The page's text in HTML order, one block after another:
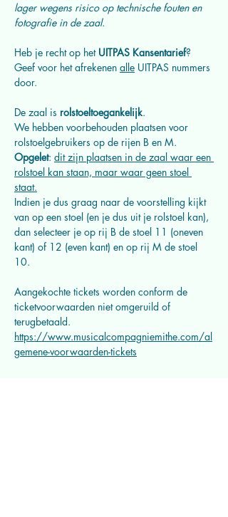
lager wegens risico op technische fouten en
fotografie in de zaal.
Heb je recht op het UITPAS Kansentarief?
Geef voor het afrekenen alle UITPAS nummers
door.
De zaal is rolstoeltoegankelijk.
We hebben voorbehouden plaatsen voor
rolstoelgebruikers op de rijen B en M.
Opgelet: dit zijn plaatsen in de zaal waar een
rolstoel kan staan, maar waar geen stoel
staat.
Indien je dus graag naar de voorstelling kijkt
van op een stoel (en je dus uit je rolstoel kan),
dan selecteer je op rij B de stoel 11 (oneven
kant) of 12 (even kant) en op rij M de stoel
10.
Aangekochte tickets worden conform de
ticketvoorwaarden niet omgeruild of
terugbetaald.
https://www.musicalcompagniemithe.com/al
gemene-voorwaarden-tickets